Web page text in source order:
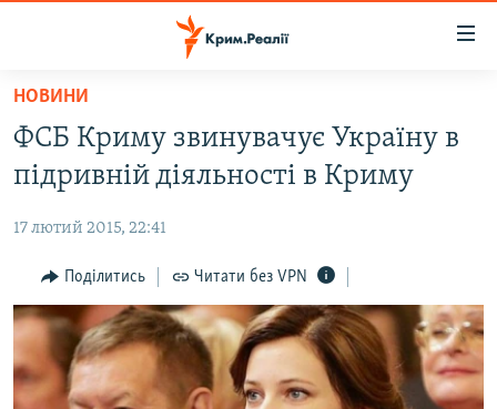
Перейти
основного
матеріалу
Перейти
до
навігації
Перейти
до
пошуку
ВОДА.КРИМ
ВІДЕО ТА ФОТО
ПОЛІТИКА
БЛОГИ
ПОГЛЯД
ІНТЕРВ'Ю
ВСЕ ЗА ДЕНЬ
НОВИНИ
ФСБ Криму звинувачує Україну в
підривній діяльності в Криму
17 лютий 2015, 22:41
Поділитись Читати без VPN